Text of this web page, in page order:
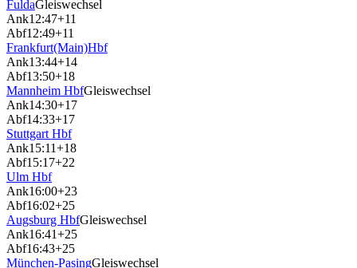
FuldaGleiswechsel
Ank12:47+11
Abf12:49+11
Frankfurt(Main)Hbf
Ank13:44+14
Abf13:50+18
Mannheim HbfGleiswechsel
Ank14:30+17
Abf14:33+17
Stuttgart Hbf
Ank15:11+18
Abf15:17+22
Ulm Hbf
Ank16:00+23
Abf16:02+25
Augsburg HbfGleiswechsel
Ank16:41+25
Abf16:43+25
München-PasingGleiswechsel